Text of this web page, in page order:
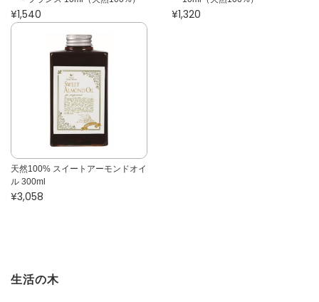
¥1,540 ¥1,320
天然100% スイートアーモンドオイ
ル 300ml
¥3,058
生活の木